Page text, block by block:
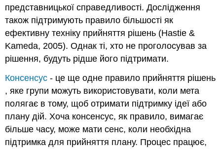
представницької справедливості. Дослідження
також підтримують правило більшості як
ефективну техніку прийняття рішень (Hastie &
Kameda, 2005). Однак ті, хто не проголосував за
рішення, будуть рідше його підтримати.
Консенсус - це ще одне правило прийняття рішень
, яке групи можуть використовувати, коли мета
полягає в тому, щоб отримати підтримку ідеї або
плану дій. Хоча консенсус, як правило, вимагає
більше часу, може мати сенс, коли необхідна
підтримка для прийняття плану. Процес працює,